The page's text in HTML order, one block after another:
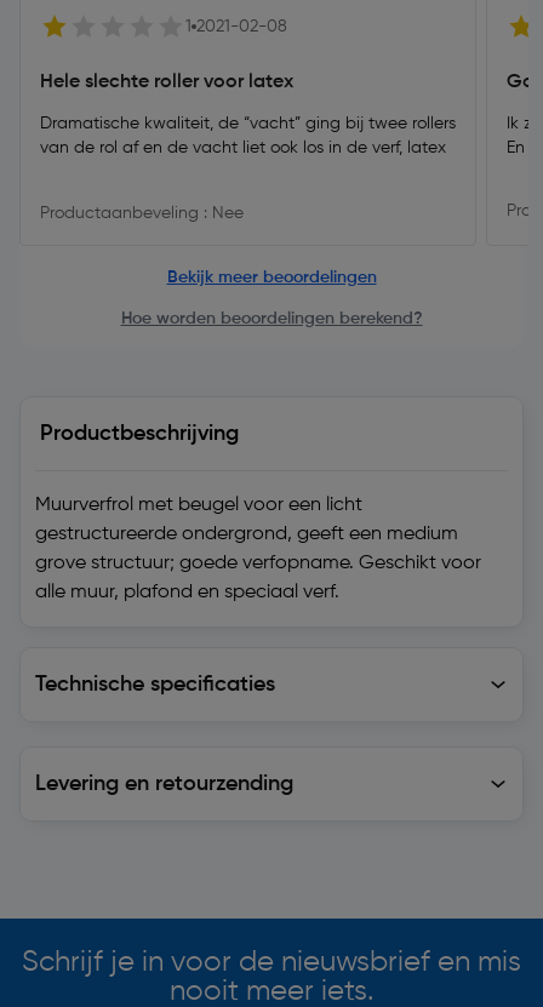
1 2021-02-08
Hele slechte roller voor latex
Dramatische kwaliteit, de “vacht” ging bij twee rollers
van de rol af en de vacht liet ook los in de verf, latex
Productaanbeveling : Nee
Ik
En
Bekijk meer beoordelingen
Hoe worden beoordelingen berekend?
Productbeschrijving
Muurverfrol met beugel voor een licht
gestructureerde ondergrond, geeft een medium
grove structuur; goede verfopname. Geschikt voor
alle muur, plafond en speciaal verf.
Technische specificaties
Levering en retourzending
Schrijf je in voor de nieuwsbrief en mis
nooit meer iets.